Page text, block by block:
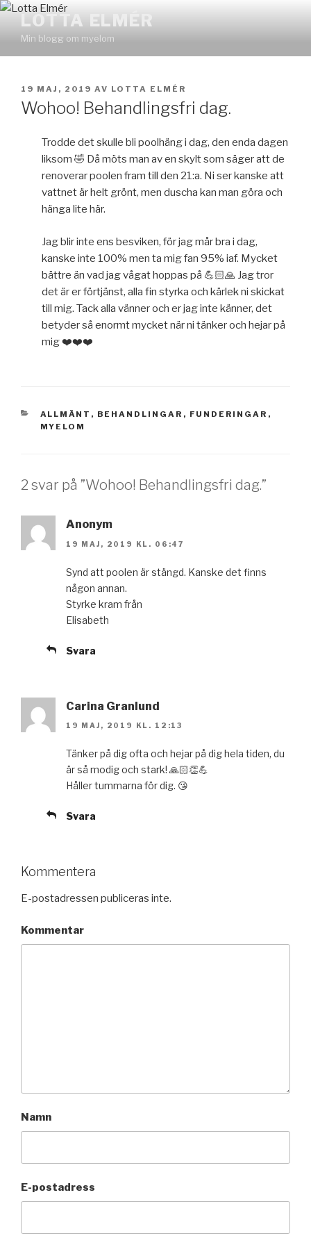
Hoppa
innehåll
LOTTA ELMÉR
Min blogg om myelom
PUBLICERAT
19 MAJ, 2019 AV LOTTA ELMÉR
Wohoo! Behandlingsfri dag.
Trodde det skulle bli poolhäng i dag, den enda dagen
liksom 🤣 Då möts man av en skylt som säger att de
renoverar poolen fram till den 21:a. Ni ser kanske att
vattnet är helt grönt, men duscha kan man göra och
hänga lite här.
Jag blir inte ens besviken, för jag mår bra i dag,
kanske inte 100% men ta mig fan 95% iaf. Mycket
bättre än vad jag vågat hoppas på 💪🏻🙏 Jag tror
det är er förtjänst, alla fin styrka och kärlek ni skickat
till mig. Tack alla vänner och er jag inte känner, det
betyder så enormt mycket när ni tänker och hejar på
mig ❤️❤️❤️
KATEGORIER
ALLMÄNT , BEHANDLINGAR , FUNDERINGAR ,
MYELOM
2 svar på ”Wohoo! Behandlingsfri dag.”
Anonym
19 MAJ, 2019 KL. 06:47
Synd att poolen är stängd. Kanske det finns
någon annan.
Styrke kram från
Elisabeth
Svara
Carina Granlund
19 MAJ, 2019 KL. 12:13
Tänker på dig ofta och hejar på dig hela tiden, du
är så modig och stark! 🙏🏻👏💪
Håller tummarna för dig. 😘
Svara
Kommentera
E-postadressen publiceras inte.
Kommentar
Namn
E-postadress